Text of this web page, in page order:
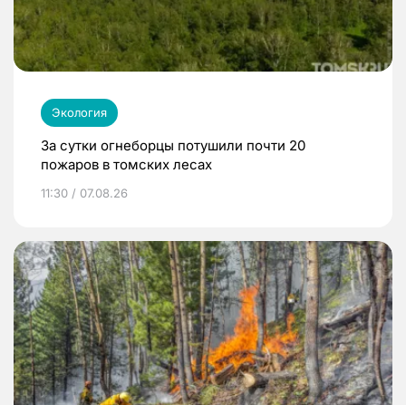
Экология
За сутки огнеборцы потушили почти 20
пожаров в томских лесах
11:30 / 07.08.26